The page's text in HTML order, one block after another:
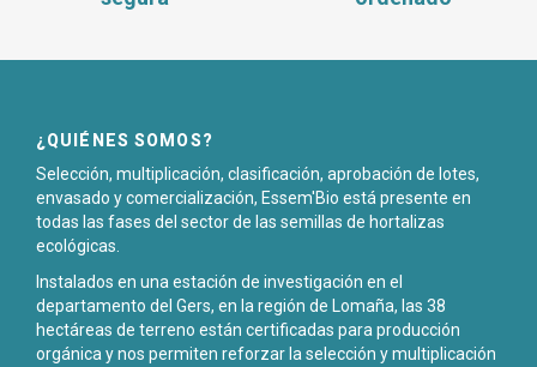
¿QUIÉNES SOMOS?
Selección, multiplicación, clasificación, aprobación de lotes,
envasado y comercialización, Essem'Bio está presente en
todas las fases del sector de las semillas de hortalizas
ecológicas.
Instalados en una estación de investigación en el
departamento del Gers, en la región de Lomaña, las 38
hectáreas de terreno están certificadas para producción
orgánica y nos permiten reforzar la selección y multiplicación